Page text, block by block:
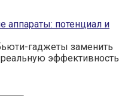
аппараты: потенциал и
гаджеты заменить
эффективность